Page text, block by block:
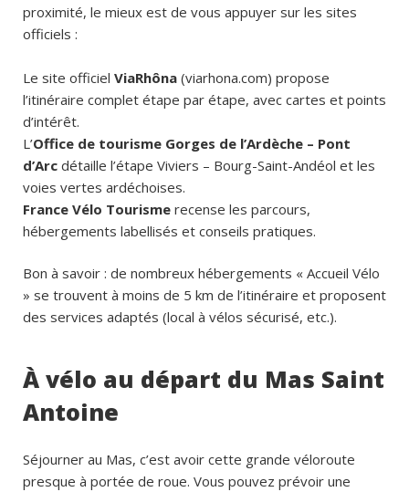
proximité, le mieux est de vous appuyer sur les sites
officiels :
Le site officiel ViaRhôna (viarhona.com) propose
l’itinéraire complet étape par étape, avec cartes et points
d’intérêt.
L’Office de tourisme Gorges de l’Ardèche – Pont
d’Arc détaille l’étape Viviers – Bourg-Saint-Andéol et les
voies vertes ardéchoises.
France Vélo Tourisme recense les parcours,
hébergements labellisés et conseils pratiques.
Bon à savoir : de nombreux hébergements « Accueil Vélo
» se trouvent à moins de 5 km de l’itinéraire et proposent
des services adaptés (local à vélos sécurisé, etc.).
À vélo au départ du Mas Saint
Antoine
Séjourner au Mas, c’est avoir cette grande véloroute
presque à portée de roue. Vous pouvez prévoir une